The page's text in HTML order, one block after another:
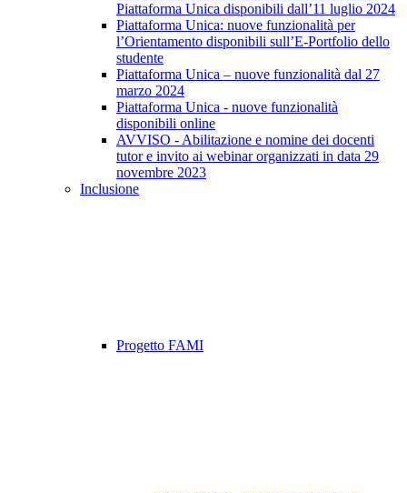
Piattaforma Unica disponibili dall’11 luglio 2024
Piattaforma Unica: nuove funzionalità per
l’Orientamento disponibili sull’E-Portfolio dello
studente
Piattaforma Unica – nuove funzionalità dal 27
marzo 2024
Piattaforma Unica - nuove funzionalità
disponibili online
AVVISO - Abilitazione e nomine dei docenti
tutor e invito ai webinar organizzati in data 29
novembre 2023
Inclusione
Progetto FAMI